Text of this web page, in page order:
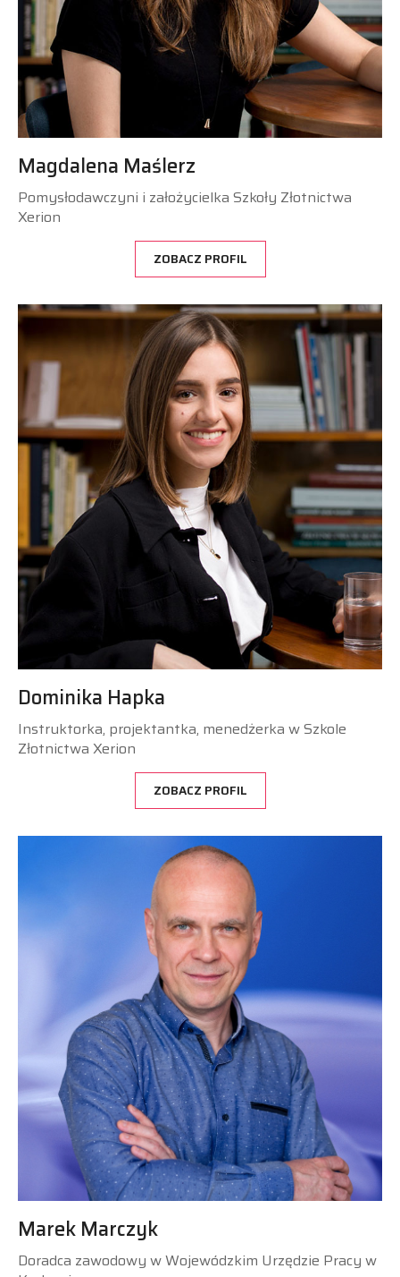
Magdalena Maślerz
Pomysłodawczyni i założycielka Szkoły Złotnictwa
Xerion
ZOBACZ PROFIL
Dominika Hapka
Instruktorka, projektantka, menedżerka w Szkole
Złotnictwa Xerion
ZOBACZ PROFIL
Marek Marczyk
Doradca zawodowy w Wojewódzkim Urzędzie Pracy w